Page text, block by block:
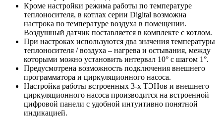
Кроме настройки режима работы по температуре
теплоносителя, в котлах серии Digital возможна
настрока по температуре воздуха в помещении.
Воздушный датчик поставляется в комплекте с котлом.
При настроках используются два значения температуры
теплоносителя / воздуха – нагрева и остывания, между
которыми можно установить интервал 10° с шагом 1°.
Предусмотрена возможность подключения внешнего
программатора и циркуляционного насоса.
Настройка работы встроенных 3-х ТЭНов и внешнего
циркуляционного насоса производится на встроенной
цифровой панели с удобной интуитивно понятной
индикацией.